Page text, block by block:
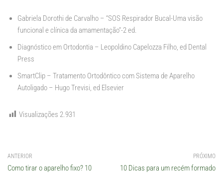
Gabriela Dorothi de Carvalho – “SOS Respirador Bucal-Uma visão
funcional e clínica da amamentação”-2 ed.
Diagnóstico em Ortodontia – Leopoldino Capelozza Filho, ed Dental
Press
SmartClip – Tratamento Ortodôntico com Sistema de Aparelho
Autoligado – Hugo Trevisi, ed Elsevier
Visualizações 2.931
ANTERIOR
Como tirar o aparelho fixo? 10
PRÓXIMO
10 Dicas para um recém formado